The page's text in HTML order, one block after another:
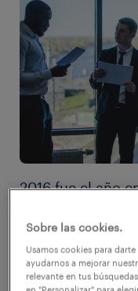
2016 fue el año
preocupación
aparición del
productivos
Sobre las cookies.
Usamos cookies para
ayudarnos a mejorar
relevante en tus